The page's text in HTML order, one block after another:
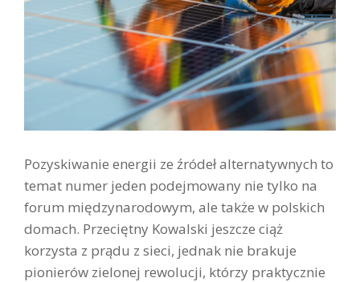
Pozyskiwanie energii ze źródeł alternatywnych to
temat numer jeden podejmowany nie tylko na
forum międzynarodowym, ale także w polskich
domach. Przeciętny Kowalski jeszcze ciąż
korzysta z prądu z sieci, jednak nie brakuje
pionierów zielonej rewolucji, którzy praktycznie